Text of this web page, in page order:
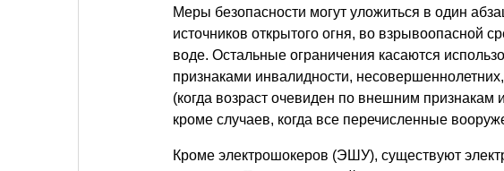
Меры безопасности могут уложиться в один
источников открытого огня, во взрывоопасной
воде. Остальные ограничения касаются
признаками инвалидности,
(когда возраст очевиден по внешним
кроме случаев, когда все перечисленные
Кроме электрошокеров (ЭШУ), существуют